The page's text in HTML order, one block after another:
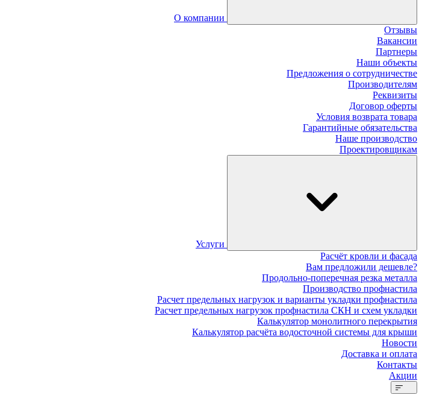
О компании
Отзывы
Вакансии
Партнеры
Наши объекты
Предложения о сотрудничестве
Производителям
Реквизиты
Договор оферты
Условия возврата товара
Гарантийные обязательства
Наше производство
Проектировщикам
Услуги
Расчёт кровли и фасада
Вам предложили дешевле?
Продольно-поперечная резка металла
Производство профнастила
Расчет предельных нагрузок и варианты укладки профнастила
Расчет предельных нагрузок профнастила СКН и схем укладки
Калькулятор монолитного перекрытия
Калькулятор расчёта водосточной системы для крыши
Новости
Доставка и оплата
Контакты
Акции